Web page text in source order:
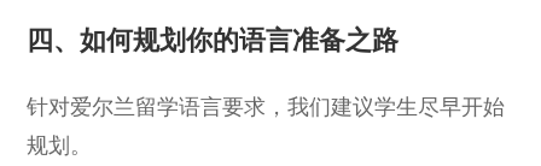
四、如何规划你的语言准备之路
针对爱尔兰留学语言要求，我们建议学生尽早开始
规划。